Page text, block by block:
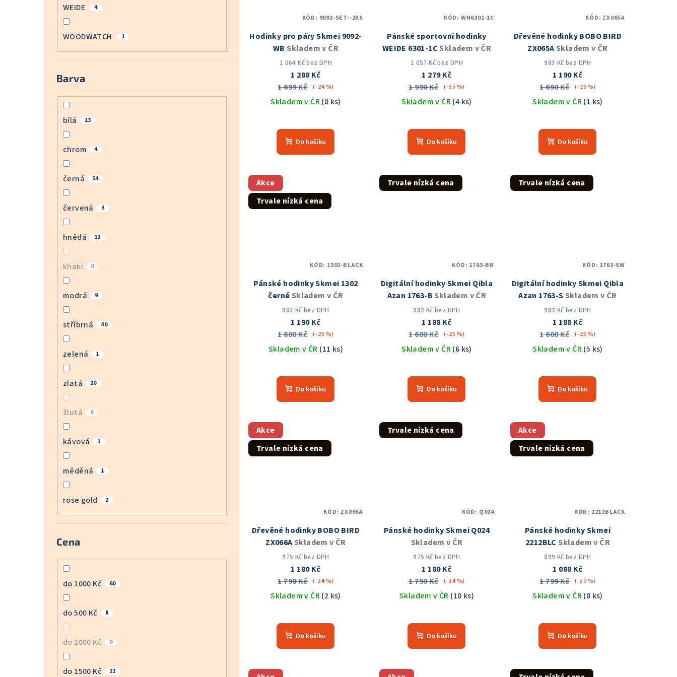
WEIDE 4
WOODWATCH 1
Barva
bílá 13
chrom 4
černá 54
červená 3
hnědá 12
khaki 0
modrá 9
stříbrná 40
zelená 1
zlatá 20
žlutá 0
kávová 1
měděná 1
rose gold 2
Cena
do 1000 Kč 60
do 500 Kč 8
do 2000 Kč 0
do 1500 Kč 22
Hodinky pro páry Skmei 9092-
WB Skladem v ČR
1 064 Kč bez DPH
1 288 Kč
1 699 Kč
(–24 %)
Skladem v ČR(8 ks)
hodnocení
produktu
je
5
hvězdiček.
Do košíku
KÓD: 9092-SET--2KS
Pánské sportovní hodinky
WEIDE 6301-1C Skladem v ČR
1 057 Kč bez DPH
1 279 Kč
1 990 Kč
(–35 %)
Skladem v ČR(4 ks)
Do košíku
KÓD: WH6301-1C
Dřevěné hodinky BOBO BIRD
ZX065A Skladem v ČR
983 Kč bez DPH
1 190 Kč
1 690 Kč
(–29 %)
Skladem v ČR(1 ks)
hodnocení
produktu
je
z
5
Do košíku
KÓD: ZX065A
Akce
Trvale nízká cena
Pánské hodinky Skmei 1302
černé Skladem v ČR
983 Kč bez DPH
1 190 Kč
1 600 Kč
(–25 %)
Skladem v ČR (11 ks)
Do košíku
KÓD: 1302-BLACK
Trvale nízká cena
Digitální hodinky Skmei Qibla
Azan 1763-B Skladem v ČR
982 Kč bez DPH
1 188 Kč
1 600 Kč
(–25 %)
Skladem v ČR(6 ks)
hodnocení
produktu
je
z
5
Do košíku
KÓD: 1763-BB
Trvale nízká cena
Digitální hodinky Skmei Qibla
Azan 1763-S Skladem v ČR
982 Kč bez DPH
1 188 Kč
1 600 Kč
(–25 %)
Skladem v ČR(5 ks)
hodnocení
produktu
je
5
hvězdiček.
Do košíku
KÓD: 1763-SW
Akce
Trvale nízká cena
Dřevěné hodinky BOBO BIRD
ZX066A Skladem v ČR
975 Kč bez DPH
1 180 Kč
1 790 Kč
(–34 %)
Skladem v ČR(2 ks)
hodnocení
produktu
je
Do košíku
KÓD: ZX066A
Trvale nízká cena
Pánské hodinky Skmei Q024
Skladem v ČR
975 Kč bez DPH
1 180 Kč
1 790 Kč
(–34 %)
Skladem v ČR (10 ks)
hodnocení
produktu
je
Do košíku
KÓD: Q024
Akce
Trvale nízká cena
Pánské hodinky Skmei
2212BLC Skladem v ČR
899 Kč bez DPH
1 088 Kč
1 799 Kč
(–39 %)
Skladem v ČR(8 ks)
Do košíku
KÓD: 2212BLACK